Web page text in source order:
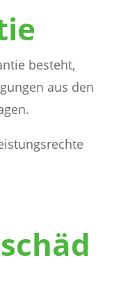
besteht,
aus den